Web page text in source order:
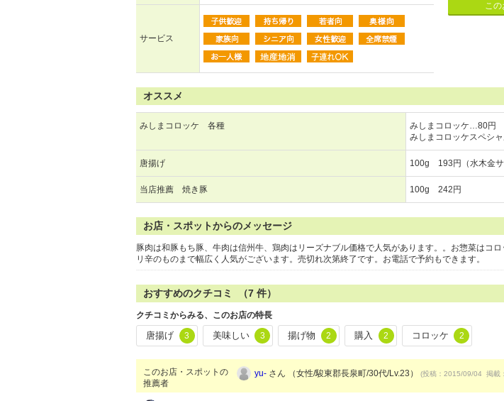
サービス
こ
オススメ
みしまコロッケ 各種
みしまコロッケ…80円
みしまコロッケスペシ
唐揚げ 100g 193円（水木金サ
当店推薦 焼き豚 100g 242円
お店・スポットからのメッセージ
豚肉は和豚もち豚、牛肉は信州牛、鶏肉はリーズナブル価格で人気があります。。お惣菜はコ
リ辛のものまで幅広く人気がございます。売切れ次第終了です。お電話で予約もできます。
おすすめのクチコミ （7 件）
クチコミからみる、このお店の特長
唐揚げ 3 美味しい 3 揚げ物 2 購入 2 コロッケ 2
このお店・スポットの
推薦者
yu- さん （女性/駿東郡長泉町/30代/Lv.23） (投稿：2015/09/04 掲載